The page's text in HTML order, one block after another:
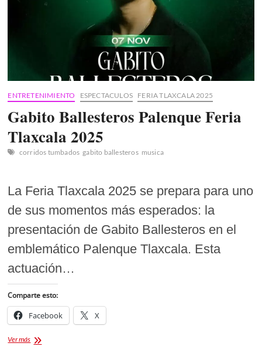
ENTRETENIMIENTO ESPECTACULOS FERIA TLAXCALA 2025
Gabito Ballesteros Palenque Feria
Tlaxcala 2025
corridos tumbados gabito ballesteros musica
La Feria Tlaxcala 2025 se prepara para uno
de sus momentos más esperados: la
presentación de Gabito Ballesteros en el
emblemático Palenque Tlaxcala. Esta
actuación…
Comparte esto:
Facebook X
Ver másGabito